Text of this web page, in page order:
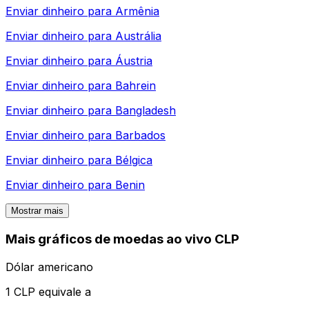
Enviar dinheiro para Armênia
Enviar dinheiro para Austrália
Enviar dinheiro para Áustria
Enviar dinheiro para Bahrein
Enviar dinheiro para Bangladesh
Enviar dinheiro para Barbados
Enviar dinheiro para Bélgica
Enviar dinheiro para Benin
Mostrar mais
Mais gráficos de moedas ao vivo CLP
Dólar americano
1 CLP equivale a